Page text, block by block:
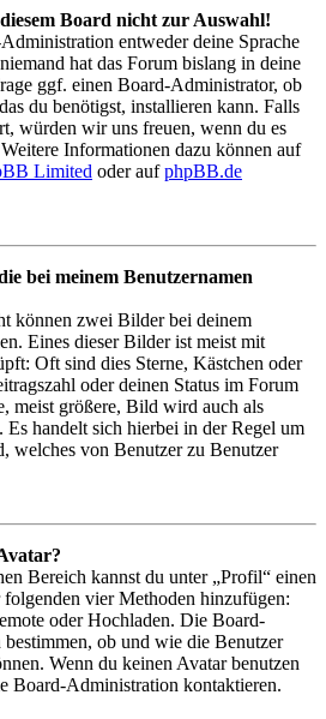
Board nicht zur Auswahl!
entweder deine Sprache
hat das Forum bislang in deine
ggf. einen Board-Administrator, ob
du benötigst, installieren kann. Falls
würden wir uns freuen, wenn du es
Informationen dazu können auf
Limited oder aufphpBB.de
bei meinem Benutzernamen
können zwei Bilder bei deinem
Eines dieser Bilder ist meist mit
Oft sind dies Sterne, Kästchen oder
oder deinen Status im Forum
meist größere, Bild wird auch als
Es handelt sich hierbei in der Regel um
welches von Benutzer zu Benutzer
Bereich kannst du unter „Profil“ einen
folgenden vier Methoden hinzufügen:
oder Hochladen. Die Board-
ob und wie die Benutzer
Wenn du keinen Avatar benutzen
Board-Administration kontaktieren.